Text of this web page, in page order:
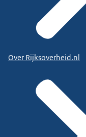
Over Rijksoverheid.nl